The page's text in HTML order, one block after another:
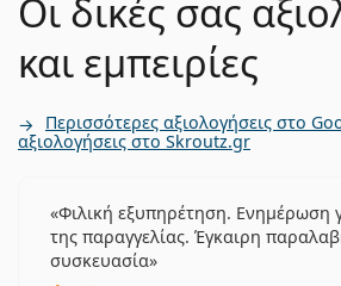
Οι δικές σας
και εμπειρίες
Περισσότερες αξιολογήσεις στο
αξιολογήσεις στο Skroutz.gr
Φιλική εξυπηρέτηση. Ενημέρωση
της παραγγελίας. Έγκαιρη
συσκευασία